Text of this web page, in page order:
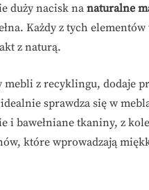
duży nacisk na naturalne
Każdy z tych
z naturą.
mebli z recyklingu, dodaje
sprawdza się w
i bawełniane tkaniny, z
które wprowadzają